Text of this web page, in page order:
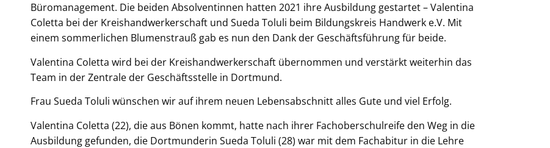
Büromanagement. Die beiden Absolventinnen hatten 2021 ihre Ausbildung gestartet – Valentina
Coletta bei der Kreishandwerkerschaft und Sueda Toluli beim Bildungskreis Handwerk e.V. Mit
einem sommerlichen Blumenstrauß gab es nun den Dank der Geschäftsführung für beide.
Valentina Coletta wird bei der Kreishandwerkerschaft übernommen und verstärkt weiterhin das
Team in der Zentrale der Geschäftsstelle in Dortmund.
Frau Sueda Toluli wünschen wir auf ihrem neuen Lebensabschnitt alles Gute und viel Erfolg.
Valentina Coletta (22), die aus Bönen kommt, hatte nach ihrer Fachoberschulreife den Weg in die
Ausbildung gefunden, die Dortmunderin Sueda Toluli (28) war mit dem Fachabitur in die Lehre